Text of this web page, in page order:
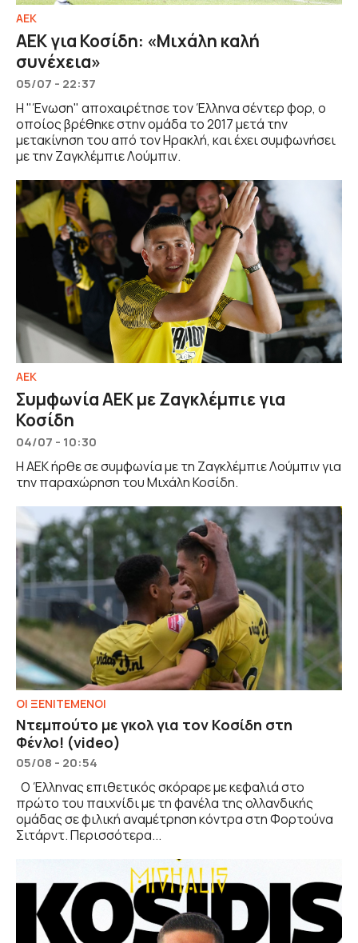
ΑΕΚ
ΑΕΚ για Κοσίδη: «Μιχάλη καλή
συνέχεια»
05/07 - 22:37
Η "Ένωση" αποχαιρέτησε τον Έλληνα σέντερ φορ, ο
οποίος βρέθηκε στην ομάδα το 2017 μετά την
μετακίνηση του από τον Ηρακλή, και έχει συμφωνήσει
με την Ζαγκλέμπιε Λούμπιν.
ΑΕΚ
Συμφωνία ΑΕΚ με Ζαγκλέμπιε για
Κοσίδη
04/07 - 10:30
Η ΑΕΚ ήρθε σε συμφωνία με τη Ζαγκλέμπιε Λούμπιν για
την παραχώρηση του Μιχάλη Κοσίδη.
ΟΙ ΞΕΝΙΤΕΜΕΝΟΙ
Ντεμπούτο με γκολ για τον Κοσίδη στη
Φένλο! (video)
05/08 - 20:54
Ο Έλληνας επιθετικός σκόραρε με κεφαλιά στο
πρώτο του παιχνίδι με τη φανέλα της ολλανδικής
ομάδας σε φιλική αναμέτρηση κόντρα στη Φορτούνα
Σιτάρντ. Περισσότερα...